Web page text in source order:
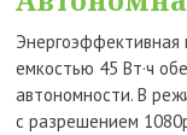
Энергоэффективная
емкостью 45 Вт·ч
автономности. В
с разрешением